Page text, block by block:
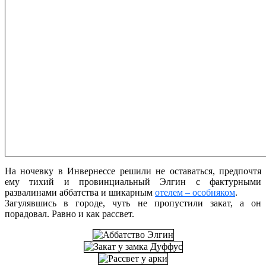
На ночевку в Инвернессе решили не оставаться, предпочтя
ему тихий и провинциальный Элгин с фактурными
развалинами аббатства и шикарным отелем – особняком.
Загулявшись в городе, чуть не пропустили закат, а он
порадовал. Равно и как рассвет.